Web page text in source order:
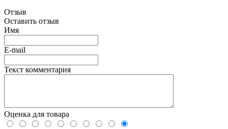
Отзыв
Оставить отзыв
Имя
E-mail
Текст комментария
Оценка для товара